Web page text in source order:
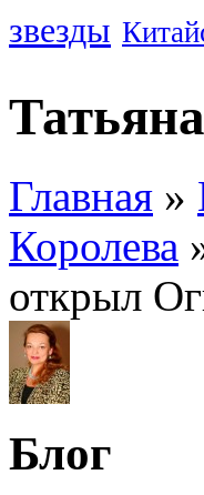
звезды
Главная »
Королева
открыл
Блог